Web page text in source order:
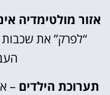
אזור מולטימדיה
“לפרק” את שכבות
תערוכת הילדים –